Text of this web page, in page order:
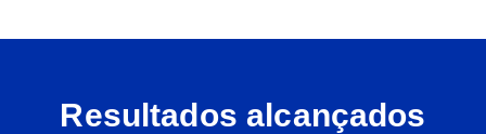
Resultados alcançados